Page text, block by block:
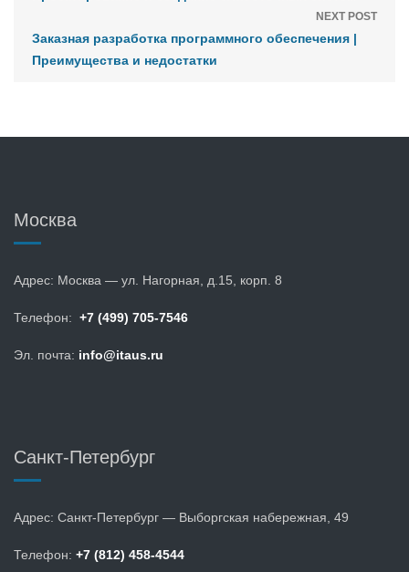
NEXT POST
Заказная разработка программного обеспечения |
Преимущества и недостатки
Москва
Адрес: Москва — ул. Нагорная, д.15, корп. 8
Телефон: +7 (499) 705-7546
Эл. почта: info@itaus.ru
Санкт-Петербург
Адрес: Санкт-Петербург — Выборгская набережная, 49
Телефон: +7 (812) 458-4544